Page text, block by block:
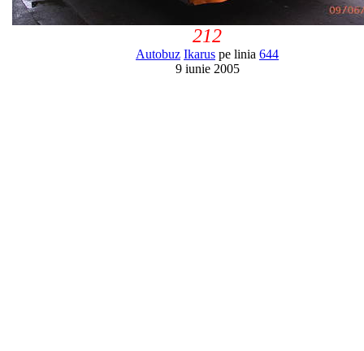
212
Autobuz Ikarus pe linia 644
9 iunie 2005